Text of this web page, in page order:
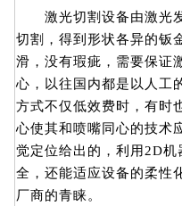
激光切割设备由激光发
切割，得到形状各异的钣
滑，没有瑕疵，需要保证
心，以往国内都是以人工
方式不仅低效费时，有时
心使其和喷嘴同心的技术
觉定位给出的，利用2D
全，还能适应设备的柔性
厂商的青睐。